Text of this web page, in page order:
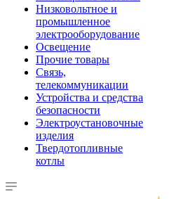
Низковольтное и
промышленное
электрооборудование
Освещение
Прочие товары
Связь,
телекоммуникации
Устройства и средства
безопасности
Электроустановочные
изделия
Твердотопливные
котлы